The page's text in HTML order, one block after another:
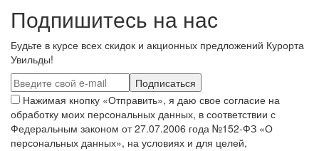
Подпишитесь на нас
Будьте в курсе всех скидок и акционных предложений Курорта
Увильды!
Нажимая кнопку «Отправить», я даю свое согласие на
обработку моих персональных данных, в соответствии с
Федеральным законом от 27.07.2006 года №152-ФЗ «О
персональных данных», на условиях и для целей,